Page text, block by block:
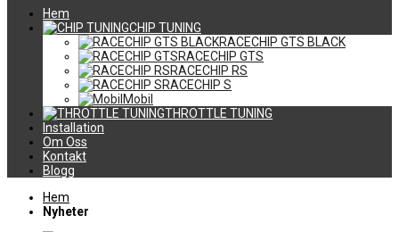
Hem
CHIP TUNING
RACECHIP GTS BLACK
RACECHIP GTS
RACECHIP RS
RACECHIP S
Mobil
THROTTLE TUNING
Installation
Om Oss
Kontakt
Blogg
Hem
Nyheter